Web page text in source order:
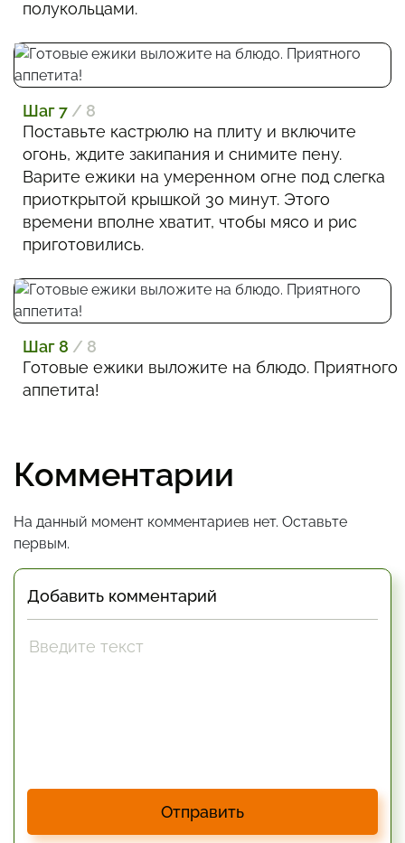
полукольцами.
Шаг 7 / 8
Поставьте кастрюлю на плиту и включите
огонь, ждите закипания и снимите пену.
Варите ежики на умеренном огне под слегка
приоткрытой крышкой 30 минут. Этого
времени вполне хватит, чтобы мясо и рис
приготовились.
Шаг 8 / 8
Готовые ежики выложите на блюдо. Приятного
аппетита!
Комментарии
На данный момент комментариев нет. Оставьте
первым.
Добавить комментарий
Отправить